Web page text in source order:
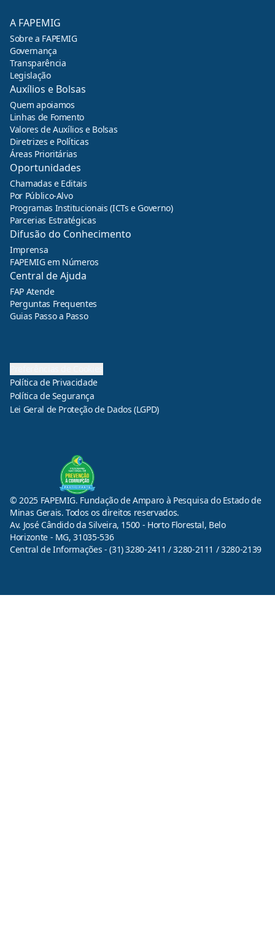
A FAPEMIG
Sobre a FAPEMIG
Governança
Transparência
Legislação
Auxílios e Bolsas
Quem apoiamos
Linhas de Fomento
Valores de Auxílios e Bolsas
Diretrizes e Políticas
Áreas Prioritárias
Oportunidades
Chamadas e Editais
Por Público-Alvo
Programas Institucionais (ICTs e Governo)
Parcerias Estratégicas
Difusão do Conhecimento
Imprensa
FAPEMIG em Números
Central de Ajuda
FAP Atende
Perguntas Frequentes
Guias Passo a Passo
Política de Privacidade
Política de Segurança
Lei Geral de Proteção de Dados (LGPD)
© 2025 FAPEMIG. Fundação de Amparo à Pesquisa do Estado de
Minas Gerais. Todos os direitos reservados.
Av. José Cândido da Silveira, 1500 - Horto Florestal, Belo
Horizonte - MG, 31035-536
Central de Informações - (31) 3280-2411 / 3280-2111 / 3280-2139